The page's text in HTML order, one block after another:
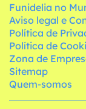
Funidelia no
Aviso legal e
Política de
Política de
Zona de
Sitemap
Quem-somos